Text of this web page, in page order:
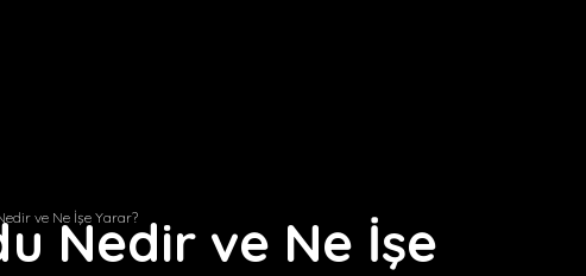
ve Ne İşe Yarar?
Nedir ve Ne İşe